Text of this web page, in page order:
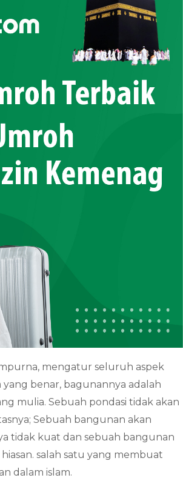
mengatur seluruh aspek
yang benar, bagunannya adalah
mulia. Sebuah pondasi tidak akan
Sebuah bangunan akan
tidak kuat dan sebuah bangunan
salah satu yang membuat
dalam islam.